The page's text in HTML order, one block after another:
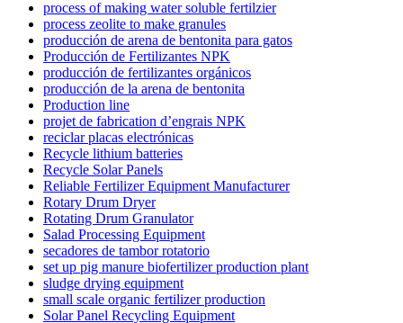
process of making water soluble fertilzier
process zeolite to make granules
producción de arena de bentonita para gatos
Producción de Fertilizantes NPK
producción de fertilizantes orgánicos
producción de la arena de bentonita
Production line
projet de fabrication d’engrais NPK
reciclar placas electrónicas
Recycle lithium batteries
Recycle Solar Panels
Reliable Fertilizer Equipment Manufacturer
Rotary Drum Dryer
Rotating Drum Granulator
Salad Processing Equipment
secadores de tambor rotatorio
set up pig manure biofertilizer production plant
sludge drying equipment
small scale organic fertilizer production
Solar Panel Recycling Equipment